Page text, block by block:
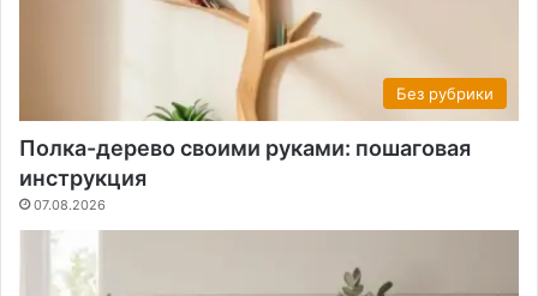
Без рубрики
Полка-дерево своими руками: пошаговая
инструкция
07.08.2026